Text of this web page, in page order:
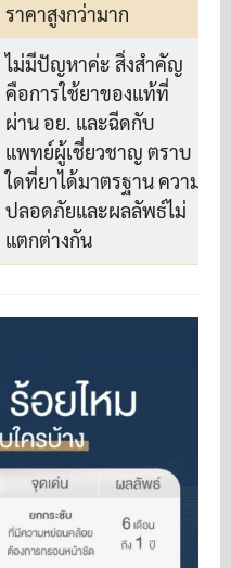
ราคาสูงกว่ามาก
ไม่มีปัญหาค่ะ สิ่งสำคัญ
คือการใช้ยาของแท้ที่
ผ่าน อย. และฉีดกับ
แพทย์ผู้เชี่ยวชาญ ตราบ
ใดที่ยาได้มาตรฐาน ความ
ปลอดภัยและผลลัพธ์ไม่
แตกต่างกัน